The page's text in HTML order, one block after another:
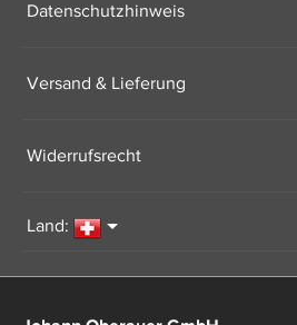
Datenschutzhinweis
Versand & Lieferung
Widerrufsrecht
Land: